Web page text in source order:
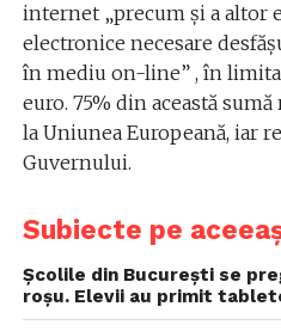
internet „precum și a altor
electronice necesare
în mediu on-line” , în
euro. 75% din această
la Uniunea Europeană, iar
Guvernului.
Subiecte pe
Școlile din București se
roșu. Elevii au primit